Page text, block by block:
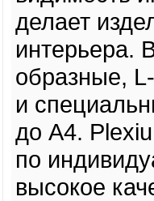
делает
интерьера.
образные,
и
до A4.
по
высокое